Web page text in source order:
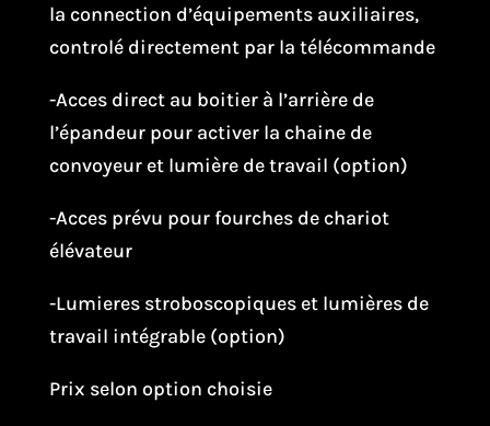
la connection d’équipements auxiliaires,
controlé directement par la télécommande
-Acces direct au boitier à l’arrière de
l’épandeur pour activer la chaine de
convoyeur et lumière de travail (option)
-Acces prévu pour fourches de chariot
élévateur
-Lumieres stroboscopiques et lumières de
travail intégrable (option)
Prix selon option choisie